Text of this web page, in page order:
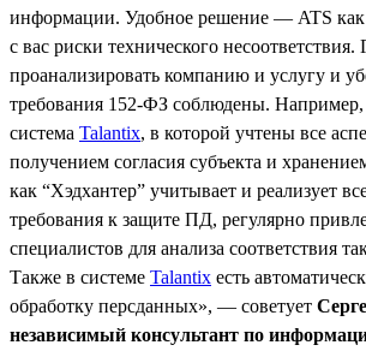
информации. Удобное решение — ATS как
с вас риски технического
проанализировать компанию и услугу и
требования 152-ФЗ соблюдены. Например,
система Talantix, в которой учтены все
получением согласия субъекта и
как “Хэдхантер” учитывает и реализует
требования к защите ПД, регулярно
специалистов для анализа соответствия
Также в системе Talantix есть
обработку персданных», — советует
независимый консультант по